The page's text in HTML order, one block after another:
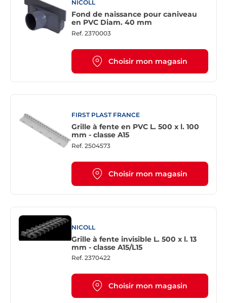
NICOLL
Fond de naissance pour caniveau
en PVC Diam. 40 mm
Ref. 2370003
Choisir mon magasin
FIRST PLAST FRANCE
Grille à fente en PVC L. 500 x l. 100
mm - classe A15
Ref. 2504573
Choisir mon magasin
NICOLL
Grille à fente invisible L. 500 x l. 13
mm - classe A15/L15
Ref. 2370422
Choisir mon magasin